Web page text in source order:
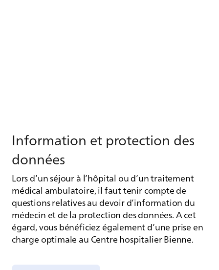
In­for­ma­tion et pro­tec­tion des
don­nées
Lors d’un séjour à l’hôpital ou d’un traitement
médical ambulatoire, il faut tenir compte de
questions relatives au devoir d’information du
médecin et de la protection des données. A cet
égard, vous bénéficiez également d’une prise en
charge optimale au Centre hospitalier Bienne.